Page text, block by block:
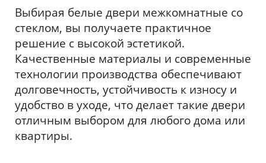
Выбирая белые двери межкомнатные со
стеклом, вы получаете практичное
решение с высокой эстетикой.
Качественные материалы и современные
технологии производства обеспечивают
долговечность, устойчивость к износу и
удобство в уходе, что делает такие двери
отличным выбором для любого дома или
квартиры.